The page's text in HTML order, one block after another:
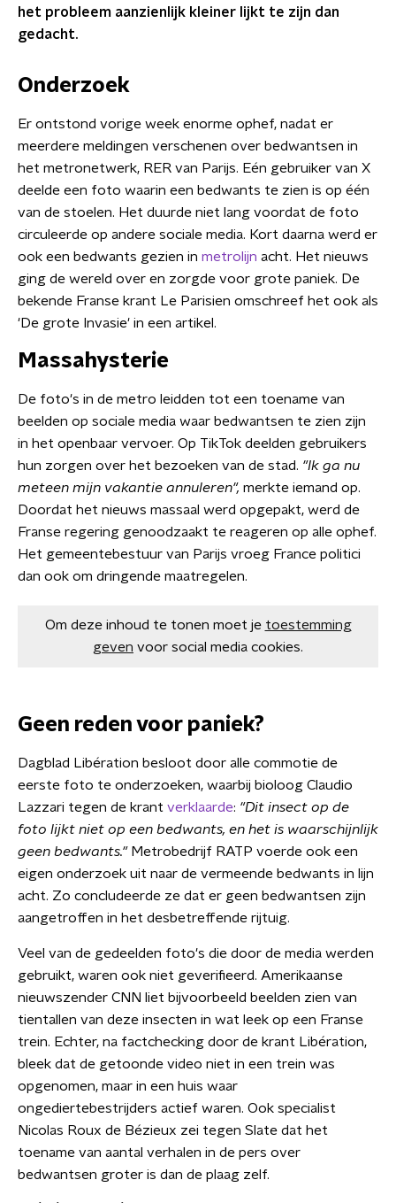
het probleem aanzienlijk kleiner lijkt te zijn dan
gedacht.
Onderzoek
Er ontstond vorige week enorme ophef, nadat er
meerdere meldingen verschenen over bedwantsen in
het metronetwerk, RER van Parijs. Eén gebruiker van X
deelde een foto waarin een bedwants te zien is op één
van de stoelen. Het duurde niet lang voordat de foto
circuleerde op andere sociale media. Kort daarna werd er
ook een bedwants gezien in metrolijn acht. Het nieuws
ging de wereld over en zorgde voor grote paniek. De
bekende Franse krant Le Parisien omschreef het ook als
'De grote Invasie' in een artikel.
Massahysterie
De foto's in de metro leidden tot een toename van
beelden op sociale media waar bedwantsen te zien zijn
in het openbaar vervoer. Op TikTok deelden gebruikers
hun zorgen over het bezoeken van de stad. "Ik ga nu
meteen mijn vakantie annuleren", merkte iemand op.
Doordat het nieuws massaal werd opgepakt, werd de
Franse regering genoodzaakt te reageren op alle ophef.
Het gemeentebestuur van Parijs vroeg France politici
dan ook om dringende maatregelen.
Om deze inhoud te tonen moet je toestemming
geven voor social media cookies.
Geen reden voor paniek?
Dagblad Libération besloot door alle commotie de
eerste foto te onderzoeken, waarbij bioloog Claudio
Lazzari tegen de krant verklaarde: "Dit insect op de
foto lijkt niet op een bedwants, en het is waarschijnlijk
geen bedwants."Metrobedrijf RATP voerde ook een
eigen onderzoek uit naar de vermeende bedwants in lijn
acht. Zo concludeerde ze dat er geen bedwantsen zijn
aangetroffen in het desbetreffende rijtuig.
Veel van de gedeelden foto's die door de media werden
gebruikt, waren ook niet geverifieerd. Amerikaanse
nieuwszender CNN liet bijvoorbeeld beelden zien van
tientallen van deze insecten in wat leek op een Franse
trein. Echter, na factchecking door de krant Libération,
bleek dat de getoonde video niet in een trein was
opgenomen, maar in een huis waar
ongediertebestrijders actief waren. Ook specialist
Nicolas Roux de Bézieux zei tegen Slate dat het
toename van aantal verhalen in de pers over
bedwantsen groter is dan de plaag zelf.